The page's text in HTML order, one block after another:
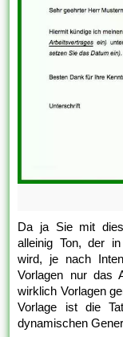
Da ja Sie mit
alleinig Ton, der
wird, je nach
Vorlagen nur das
wirklich Vorlagen
Vorlage ist die
dynamischen